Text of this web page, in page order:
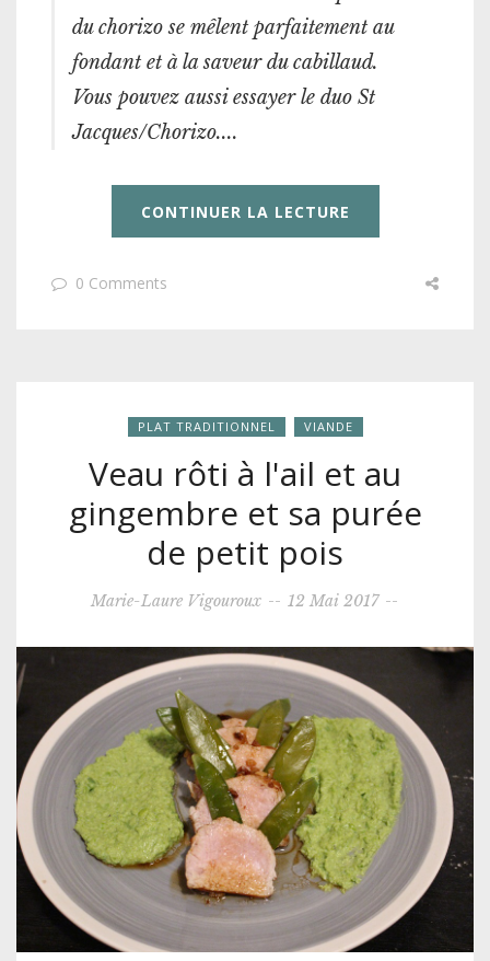
du chorizo se mêlent parfaitement au
fondant et à la saveur du cabillaud.
Vous pouvez aussi essayer le duo St
Jacques/Chorizo....
CONTINUER LA LECTURE
0 Comments
PLAT TRADITIONNEL VIANDE
Veau rôti à l'ail et au
gingembre et sa purée
de petit pois
Marie-Laure Vigouroux -- 12 Mai 2017 --